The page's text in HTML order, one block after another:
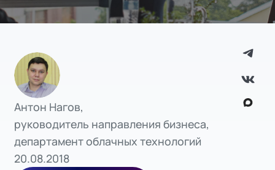
Антон Нагов,
руководитель направления бизнеса,
департамент облачных технологий
20.08.2018